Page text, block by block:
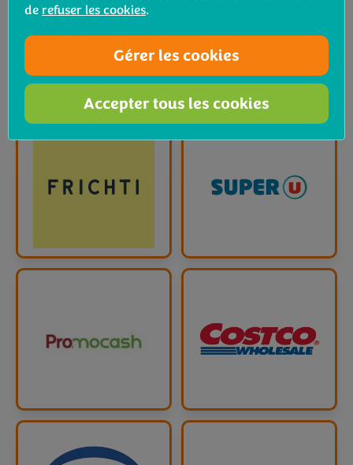
de refuser les cookies.
Gérer les cookies
Accepter tous les cookies